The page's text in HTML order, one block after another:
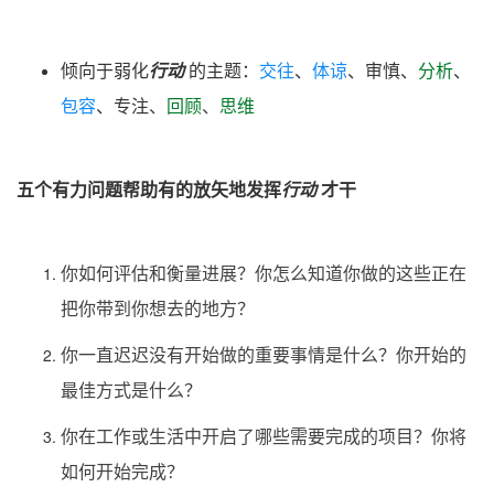
倾向于弱化行动的主题： 交往、 体谅、 审慎、 分析、
包容、 专注、 回顾、 思维
五个有力问题帮助有的放矢地发挥行动才干
你如何评估和衡量进展？你怎么知道你做的这些正在
把你带到你想去的地方？
你一直迟迟没有开始做的重要事情是什么？你开始的
最佳方式是什么？
你在工作或生活中开启了哪些需要完成的项目？你将
如何开始完成？